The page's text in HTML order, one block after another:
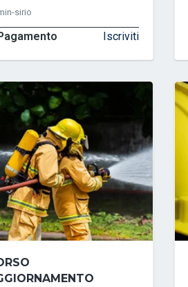
sirio
Iscriviti